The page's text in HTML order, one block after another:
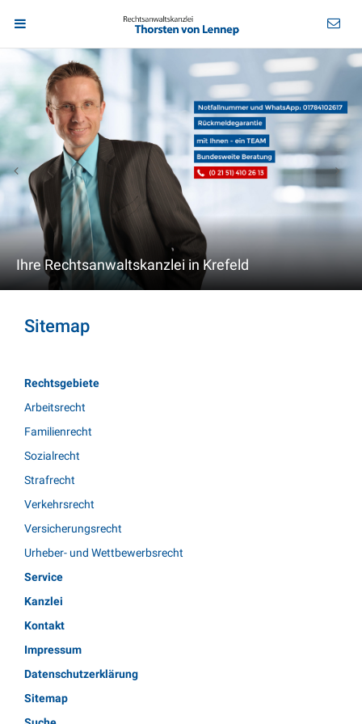
Ihre Rechtsanwaltskanzlei in Krefeld
Sitemap
Rechtsgebiete
Arbeitsrecht
Familienrecht
Sozialrecht
Strafrecht
Verkehrsrecht
Versicherungsrecht
Urheber- und Wettbewerbsrecht
Service
Kanzlei
Kontakt
Impressum
Datenschutzerklärung
Sitemap